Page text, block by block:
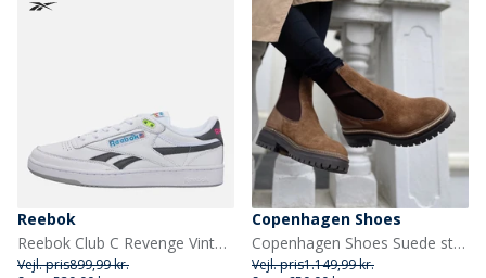
Reebok
Reebok Club C Revenge Vintage 90'er Tennis Træningssko Hvid/Hvid/Sort
Vejl. pris899,99 kr.
Copenhagen Shoes
Copenhagen Shoes Suede støvler til kvinder Efterår 21 112 Cognac
Vejl. pris1.149,99 kr.